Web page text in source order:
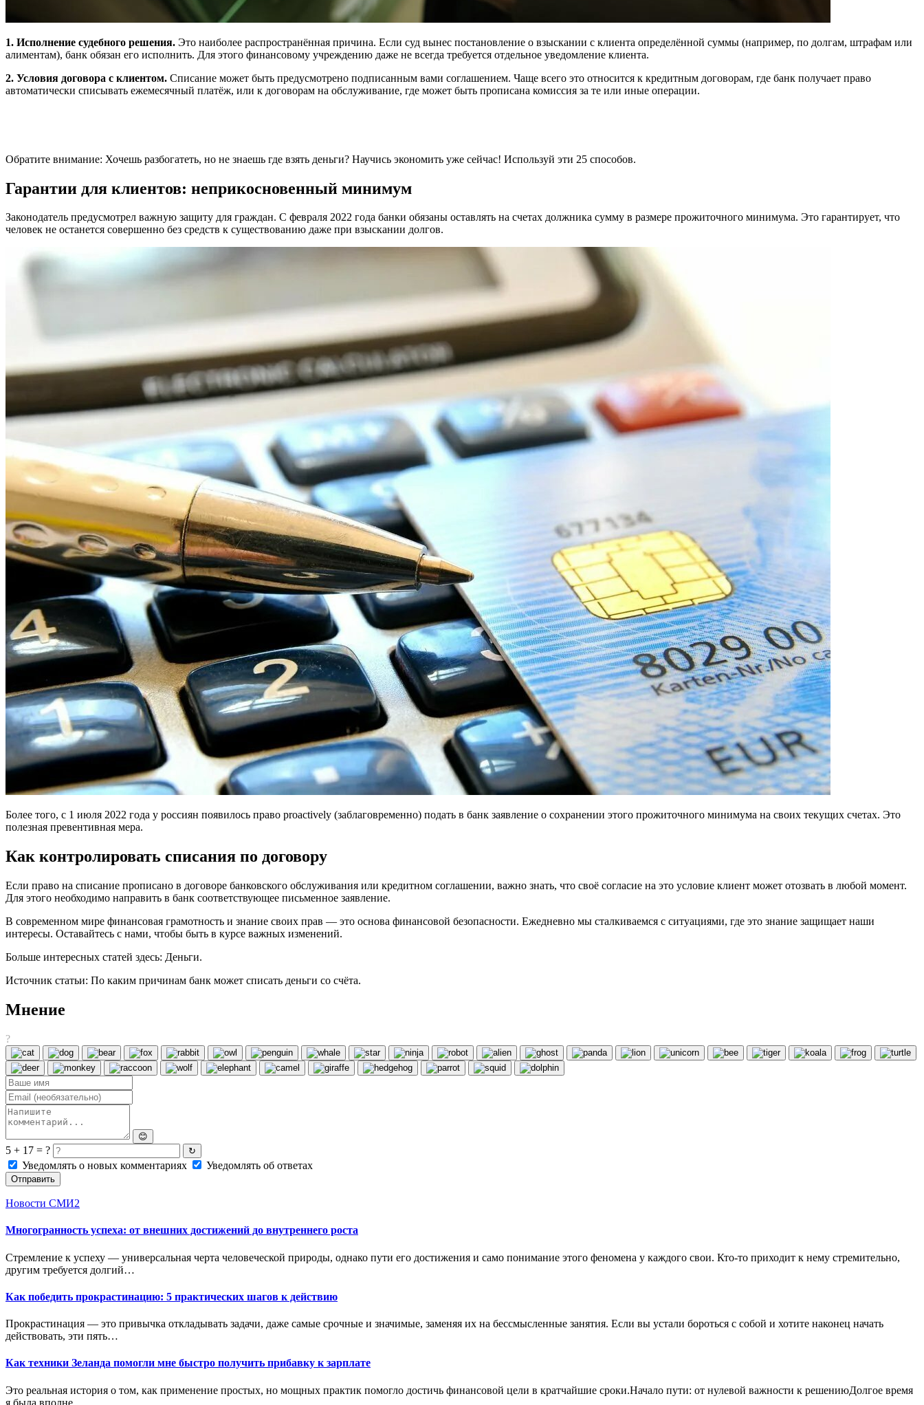
1. Исполнение судебного решения. Это наиболее распространённая причина. Если суд вынес постановление о взыскании с клиента определённой суммы (например, по долгам, штрафам или
алиментам), банк обязан его исполнить. Для этого финансовому учреждению даже не всегда требуется отдельное уведомление клиента.
2. Условия договора с клиентом. Списание может быть предусмотрено подписанным вами соглашением. Чаще всего это относится к кредитным договорам, где банк получает право
автоматически списывать ежемесячный платёж, или к договорам на обслуживание, где может быть прописана комиссия за те или иные операции.
Обратите внимание: Хочешь разбогатеть, но не знаешь где взять деньги? Научись экономить уже сейчас! Используй эти 25 способов.
Гарантии для клиентов: неприкосновенный минимум
Законодатель предусмотрел важную защиту для граждан. С февраля 2022 года банки обязаны оставлять на счетах должника сумму в размере прожиточного минимума. Это гарантирует, что
человек не останется совершенно без средств к существованию даже при взыскании долгов.
Более того, с 1 июля 2022 года у россиян появилось право proactively (заблаговременно) подать в банк заявление о сохранении этого прожиточного минимума на своих текущих счетах. Это
полезная превентивная мера.
Как контролировать списания по договору
Если право на списание прописано в договоре банковского обслуживания или кредитном соглашении, важно знать, что своё согласие на это условие клиент может отозвать в любой момент.
Для этого необходимо направить в банк соответствующее письменное заявление.
В современном мире финансовая грамотность и знание своих прав — это основа финансовой безопасности. Ежедневно мы сталкиваемся с ситуациями, где это знание защищает наши
интересы. Оставайтесь с нами, чтобы быть в курсе важных изменений.
Больше интересных статей здесь: Деньги.
Источник статьи: По каким причинам банк может списать деньги со счёта.
Мнение
?
😊
5 + 17 = ? ↻
Уведомлять о новых комментариях Уведомлять об ответах
Отправить
Новости СМИ2
Многогранность успеха: от внешних достижений до внутреннего роста
Стремление к успеху — универсальная черта человеческой природы, однако пути его достижения и само понимание этого феномена у каждого свои. Кто-то приходит к нему стремительно,
другим требуется долгий…
Как победить прокрастинацию: 5 практических шагов к действию
Прокрастинация — это привычка откладывать задачи, даже самые срочные и значимые, заменяя их на бессмысленные занятия. Если вы устали бороться с собой и хотите наконец начать
действовать, эти пять…
Как техники Зеланда помогли мне быстро получить прибавку к зарплате
Это реальная история о том, как применение простых, но мощных практик помогло достичь финансовой цели в кратчайшие сроки.Начало пути: от нулевой важности к решениюДолгое время
я была вполне…